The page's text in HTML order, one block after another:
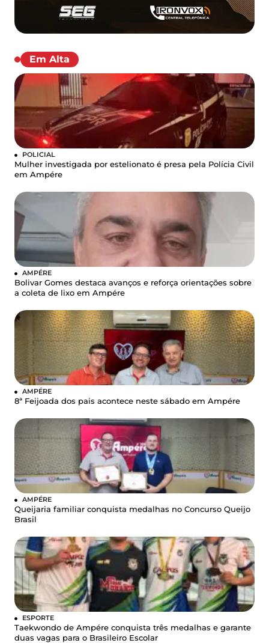
Em Alta
POLICIAL
Mulher investigada por estelionato é presa pela Polícia Civil
em Ampére
AMPÉRE
Bolivar Gomes destaca avanços e reforça orientações sobre
a coleta de lixo em Ampére
AMPÉRE
8ª Feijoada dos pais acontece neste sábado em Ampére
AMPÉRE
Queijaria familiar conquista medalhas no Concurso Queijo
Brasil
ESPORTE
Taekwondo de Ampére conquista três medalhas e garante
duas vagas para o Brasileiro Escolar